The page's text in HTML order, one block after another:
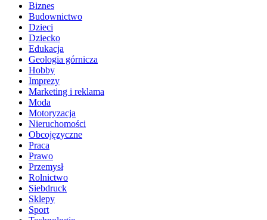
Biznes
Budownictwo
Dzieci
Dziecko
Edukacja
Geologia górnicza
Hobby
Imprezy
Marketing i reklama
Moda
Motoryzacja
Nieruchomości
Obcojęzyczne
Praca
Prawo
Przemysł
Rolnictwo
Siebdruck
Sklepy
Sport